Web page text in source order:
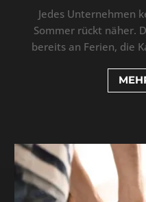
Jedes Unternehmen
Sommer rückt näher.
bereits an Ferien, die